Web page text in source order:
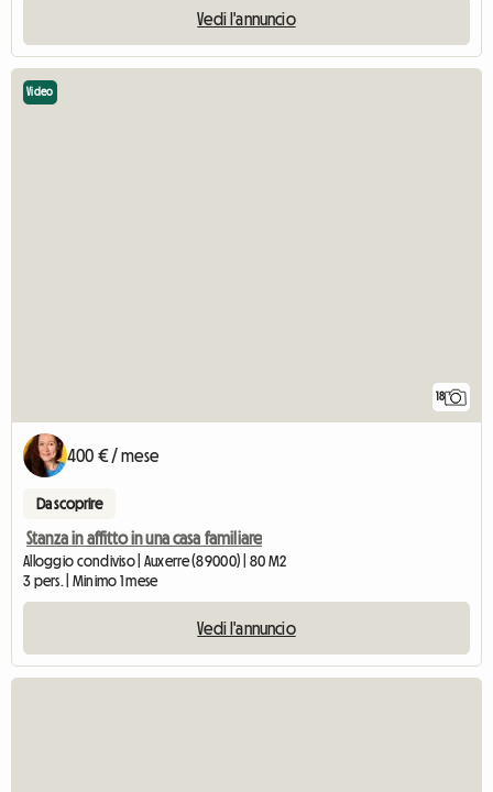
Vedi l'annuncio
18
Video
400 € / mese
Da scoprire
Stanza in affitto in una casa familiare
Alloggio condiviso | Auxerre (89000) | 80 M2
3 pers. | Minimo 1 mese
Vedi l'annuncio